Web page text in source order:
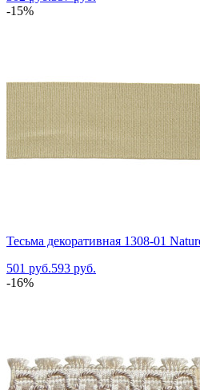
-15%
Тесьма декоративная 1308-01
501 руб.593 руб.
-16%